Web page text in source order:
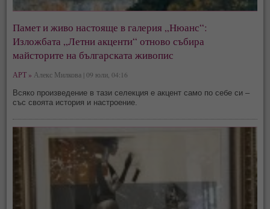
Памет и живо настояще в галерия „Нюанс“:
Изложбата „Летни акценти“ отново събира
майсторите на българската живопис
АРТ » Алекс Милкова | 09 юли, 04:16
Всяко произведение в тази селекция е акцент само по себе си –
със своята история и настроение.